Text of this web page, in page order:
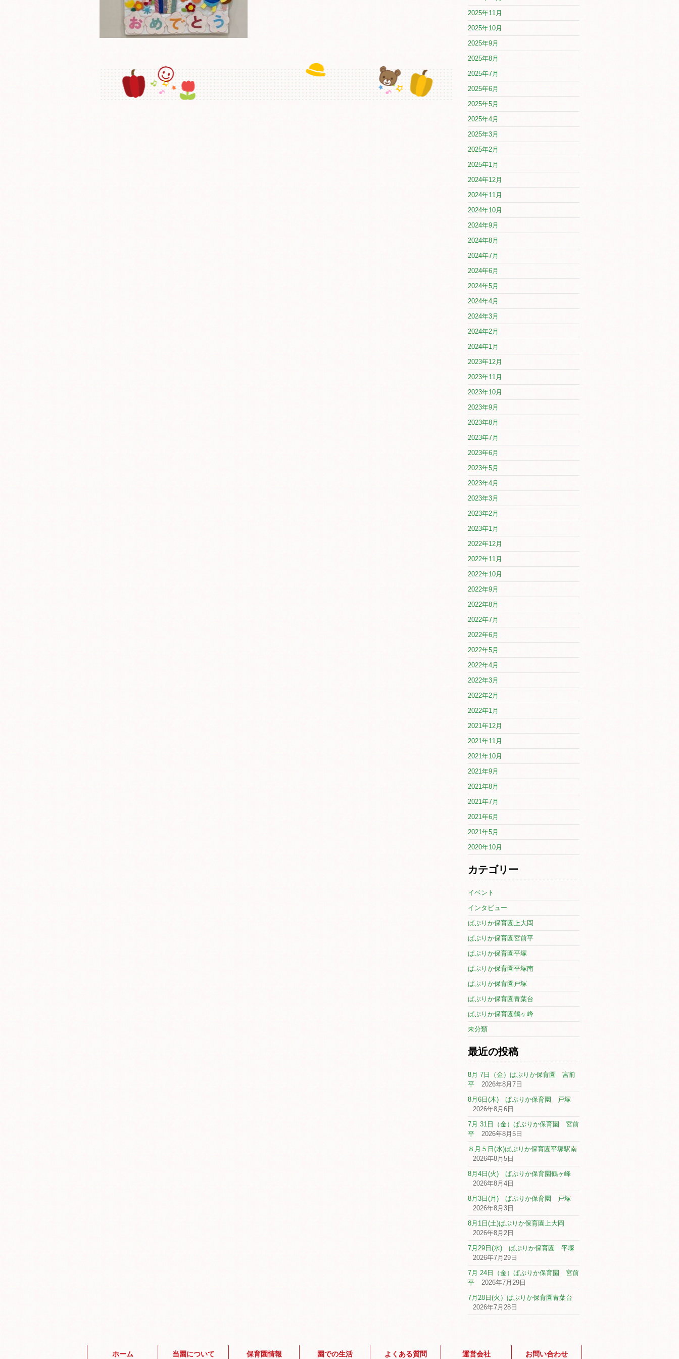
2025年11月
2025年10月
2025年9月
2025年8月
2025年7月
2025年6月
2025年5月
2025年4月
2025年3月
2025年2月
2025年1月
2024年12月
2024年11月
2024年10月
2024年9月
2024年8月
2024年7月
2024年6月
2024年5月
2024年4月
2024年3月
2024年2月
2024年1月
2023年12月
2023年11月
2023年10月
2023年9月
2023年8月
2023年7月
2023年6月
2023年5月
2023年4月
2023年3月
2023年2月
2023年1月
2022年12月
2022年11月
2022年10月
2022年9月
2022年8月
2022年7月
2022年6月
2022年5月
2022年4月
2022年3月
2022年2月
2022年1月
2021年12月
2021年11月
2021年10月
2021年9月
2021年8月
2021年7月
2021年6月
2021年5月
2020年10月
カテゴリー
イベント
インタビュー
ぱぷりか保育園上大岡
ぱぷりか保育園宮前平
ぱぷりか保育園平塚
ぱぷりか保育園平塚南
ぱぷりか保育園戸塚
ぱぷりか保育園青葉台
ぱぷりか保育園鶴ヶ峰
未分類
最近の投稿
8月 7日（金）ぱぷりか保育園 宮前
平
2026年8月7日
8月6日(木) ぱぷりか保育園 戸塚
2026年8月6日
7月 31日（金）ぱぷりか保育園 宮前
平
2026年8月5日
８月５日(水)ぱぷりか保育園平塚駅南
2026年8月5日
8月4日(火) ぱぷりか保育園鶴ヶ峰
2026年8月4日
8月3日(月) ぱぷりか保育園 戸塚
2026年8月3日
8月1日(土)ぱぷりか保育園上大岡
2026年8月2日
7月29日(水) ぱぷりか保育園 平塚
2026年7月29日
7月 24日（金）ぱぷりか保育園 宮前
平
2026年7月29日
7月28日(火）ぱぷりか保育園青葉台
2026年7月28日
ホーム 当園について 保育園情報 園での生活 よくある質問 運営会社 お問い合わせ